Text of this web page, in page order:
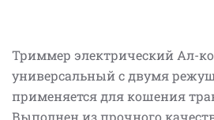
Триммер электрический Ал-ко
универсальный с двумя
применяется для кошения
Выполнен из прочного